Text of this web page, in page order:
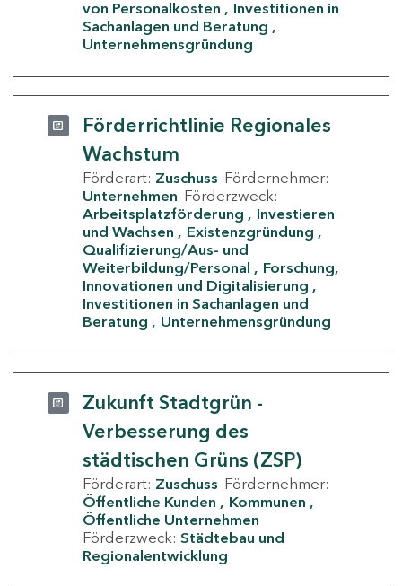
von Personalkosten
Investitionen in
Sachanlagen und Beratung
Unternehmensgründung
Förderrichtlinie Regionales
Wachstum
Förderart: Zuschuss Fördernehmer:
Unternehmen Förderzweck:
Arbeitsplatzförderung
Investieren
und Wachsen
Existenzgründung
Qualifizierung/Aus- und
Weiterbildung/Personal
Forschung,
Innovationen und Digitalisierung
Investitionen in Sachanlagen und
Beratung
Unternehmensgründung
Zukunft Stadtgrün -
Verbesserung des
städtischen Grüns (ZSP)
Förderart: Zuschuss Fördernehmer:
Öffentliche Kunden
Kommunen
Öffentliche Unternehmen
Förderzweck: Städtebau und
Regionalentwicklung